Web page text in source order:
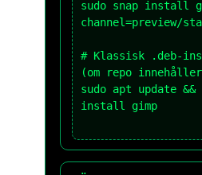
sudo snap install
channel=preview/
# Klassisk .deb-
(om repo innehåller
sudo apt update &&
install gimp